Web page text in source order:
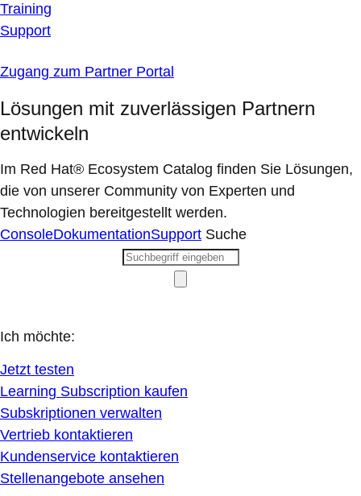
Training
Support
Zugang zum Partner Portal
Lösungen mit zuverlässigen Partnern
entwickeln
Im Red Hat® Ecosystem Catalog finden Sie Lösungen,
die von unserer Community von Experten und
Technologien bereitgestellt werden.
ConsoleDokumentationSupport Suche
Ich möchte:
Jetzt testen
Learning Subscription kaufen
Subskriptionen verwalten
Vertrieb kontaktieren
Kundenservice kontaktieren
Stellenangebote ansehen